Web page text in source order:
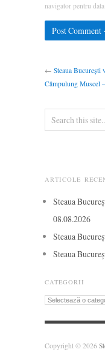
navigator pentru
← Steaua București
Câmpulung Muscel
ARTICOLE
Steaua
08.08.2026
Steaua
Steaua
CATEGORII
Categorii
Copyright © 2026